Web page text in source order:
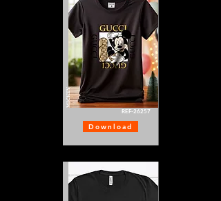
MICKEY
REF-26257
Download